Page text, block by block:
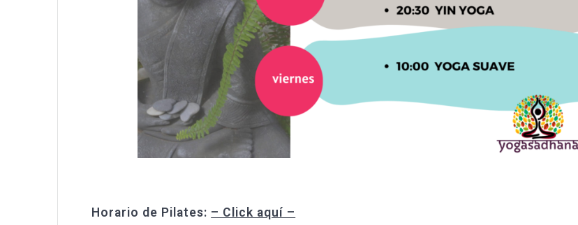
Horario de Pilates: – Click aquí –